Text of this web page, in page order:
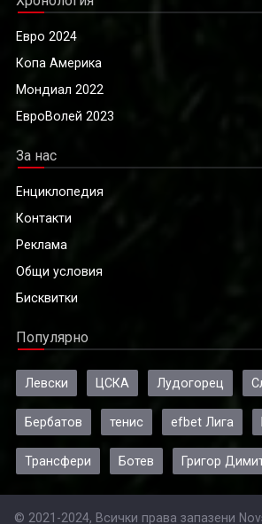
Евро 2024
Копа Америка
Мондиал 2022
ЕвроВолей 2023
За нас
Енциклопедия
Контакти
Реклама
Общи условия
Бисквитки
Популярно
Левски ЦСКА Лудогорец
Бербатов тенис efbet Лига
Трансфери Ботев Григор
© 2021-2024, Всички права запазени